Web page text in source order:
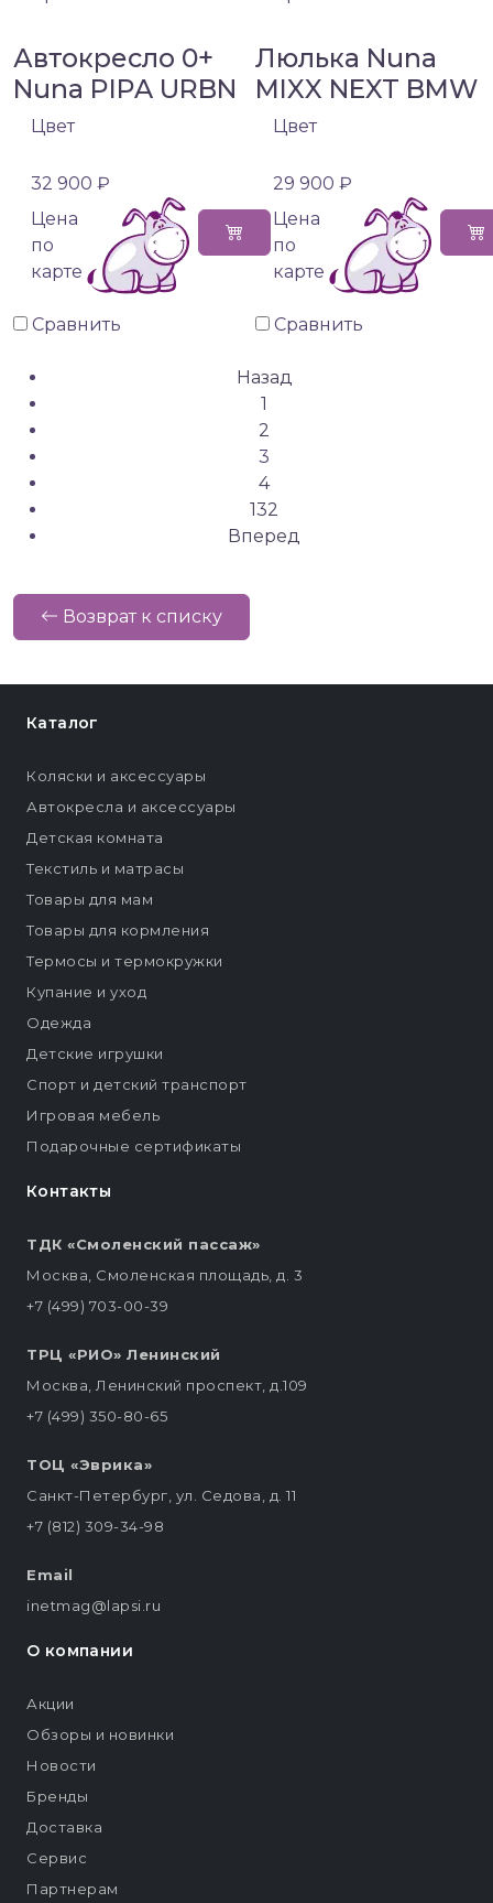
Автокресло 0+
Nuna PIPA URBN
Цвет
32 900 ₽
Цена
по
карте
Сравнить
Люлька Nuna
MIXX NEXT BMW
Цвет
29 900 ₽
Цена
по
карте
Сравнить
Назад
1
2
3
4
132
Вперед
Возврат к списку
Контакты
ТДК «Смоленский пассаж»
Москва, Смоленская площадь, д. 3
+7 (499) 703-00-39
ТРЦ «РИО» Ленинский
Москва, Ленинский проспект, д.109
+7 (499) 350-80-65
ТОЦ «Эврика»
Санкт-Петербург, ул. Седова, д. 11
+7 (812) 309-34-98
Email
inetmag@lapsi.ru
Каталог
Коляски и аксессуары
Автокресла и аксессуары
Детская комната
Текстиль и матрасы
Товары для мам
Товары для кормления
Термосы и термокружки
Купание и уход
Одежда
Детские игрушки
Спорт и детский транспорт
Игровая мебель
Подарочные сертификаты
О компании
Акции
Обзоры и новинки
Новости
Бренды
Доставка
Сервис
Партнерам